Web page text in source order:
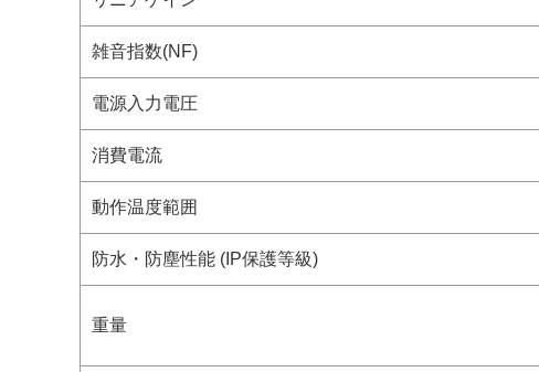
雑音指数(NF)
電源入力電圧
消費電流
動作温度範囲
防水・防塵性能 (IP保護等級)
重量